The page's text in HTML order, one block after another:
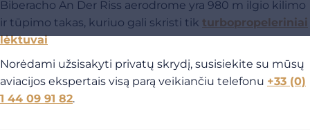
Biberacho An Der Riss aerodrome yra 980 m ilgio kilimo
ir tūpimo takas, kuriuo gali skristi tik turbopropeleriniai
lėktuvai
Norėdami užsisakyti privatų skrydį, susisiekite su mūsų
aviacijos ekspertais visą parą veikiančiu telefonu +33 (0)
1 44 09 91 82.